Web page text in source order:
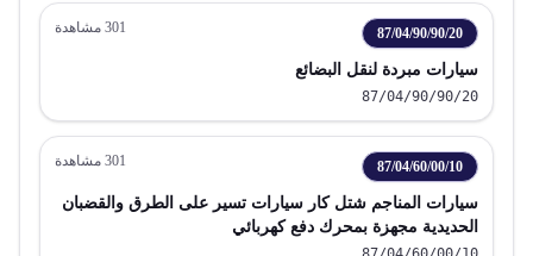
87/04/90/90/20
301 مشاهدة
سيارات مبردة لنقل البضائع
87/04/90/90/20
87/04/60/00/10
301 مشاهدة
سيارات المناجم شتل كار سيارات تسير على الطرق والقضبان
الحديدية مجهزة بمحرك دفع كهربائي